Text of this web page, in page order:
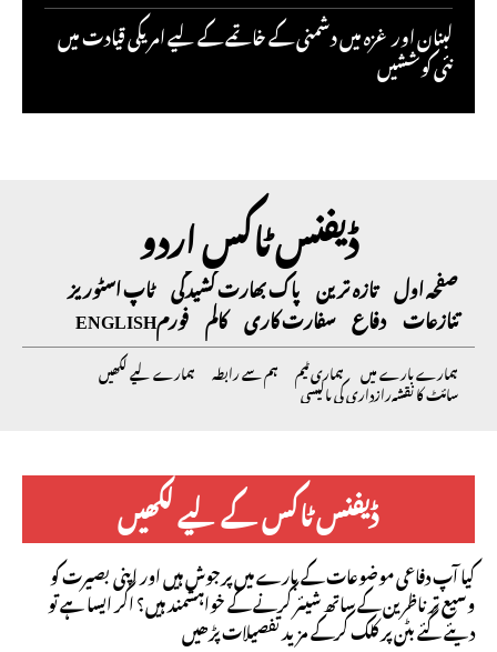
لبنان اور غزہ میں دشمنی کے خاتمے کے لیے امریکی قیادت میں
نئی کوششیں
ڈیفنس ٹاکس اردو
صفحہ اول تازہ ترین پاک بھارت کشیدگی ٹاپ اسٹوریز
تنازعات دفاع سفارت کاری کالم فورمENGLISH
ہمارے بارے میں ہماری ٹیم ہم سے رابطہ ہمارے لیے لکھیں
سائٹ کا نقشہرازداری کی پالیسی
ڈیفنس ٹاکس کے لیے لکھیں
کیا آپ دفاعی موضوعات کے بارے میں پرجوش ہیں اور اپنی بصیرت کو
وسیع تر ناظرین کے ساتھ شیئر کرنے کے خواہشمند ہیں؟ اگر ایسا ہے تو
دیئے گئے بٹن پر کلک کرکے مزید تفصیلات پڑھیں